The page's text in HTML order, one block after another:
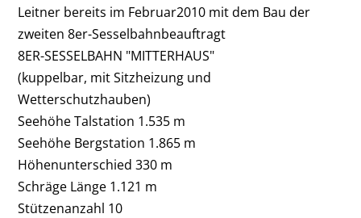
Leitner bereits im Februar2010 mit dem Bau der
zweiten 8er-Sesselbahnbeauftragt
8ER-SESSELBAHN "MITTERHAUS"
(kuppelbar, mit Sitzheizung und
Wetterschutzhauben)
Seehöhe Talstation 1.535 m
Seehöhe Bergstation 1.865 m
Höhenunterschied 330 m
Schräge Länge 1.121 m
Stützenanzahl 10